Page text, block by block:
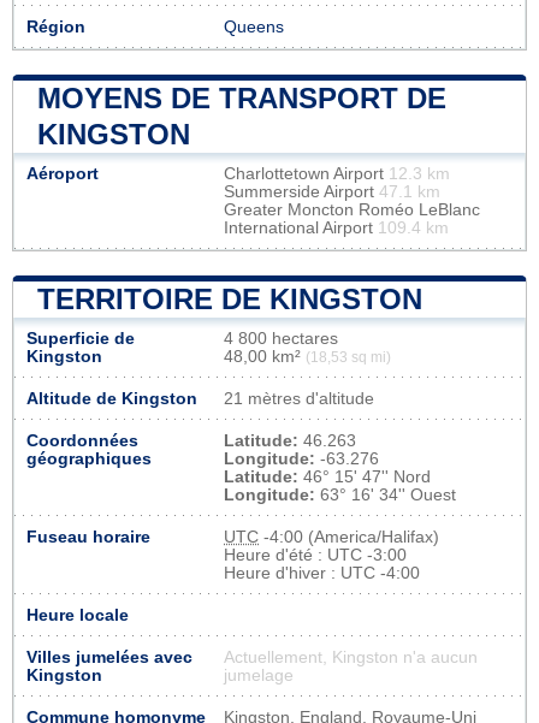
Région Queens
MOYENS DE TRANSPORT DE
KINGSTON
Aéroport Charlottetown Airport 12.3 km
Summerside Airport 47.1 km
Greater Moncton Roméo LeBlanc
International Airport 109.4 km
TERRITOIRE DE KINGSTON
Superficie de
Kingston
4 800 hectares
48,00 km² (18,53 sq mi)
Altitude de Kingston 21 mètres d'altitude
Coordonnées
géographiques
Latitude: 46.263
Longitude: -63.276
Latitude: 46° 15' 47'' Nord
Longitude: 63° 16' 34'' Ouest
Fuseau horaire UTC -4:00 (America/Halifax)
Heure d'été : UTC -3:00
Heure d'hiver : UTC -4:00
Heure locale
Villes jumelées avec
Kingston
Actuellement, Kingston n'a aucun
jumelage
Commune homonyme Kingston, England, Royaume-Uni